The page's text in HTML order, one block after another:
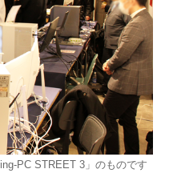
PC STREET 3」のものです